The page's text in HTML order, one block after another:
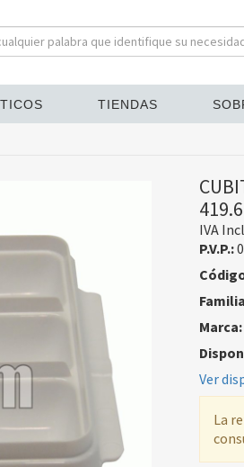
TIENDAS
IVA
P.V.P.:
Marca:
Ver
La